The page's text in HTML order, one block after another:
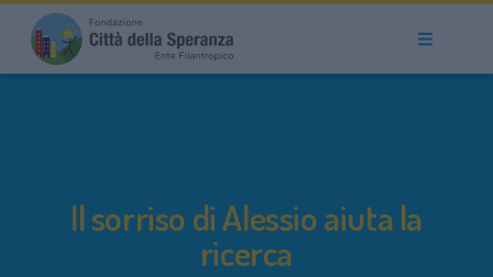
Il sorriso di Alessio aiuta la
ricerca